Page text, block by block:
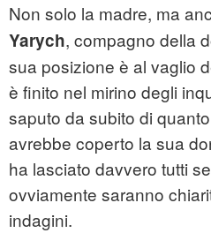
Non solo la madre, ma
Yarych, compagno della
sua posizione è al vaglio
è finito nel mirino degli
saputo da subito di
avrebbe coperto la sua
ha lasciato davvero tutti
ovviamente saranno
indagini.